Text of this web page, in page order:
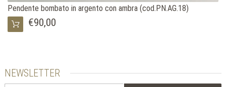
Pendente bombato in argento con ambra (cod.PN.AG.18)
€90,00
NEWSLETTER